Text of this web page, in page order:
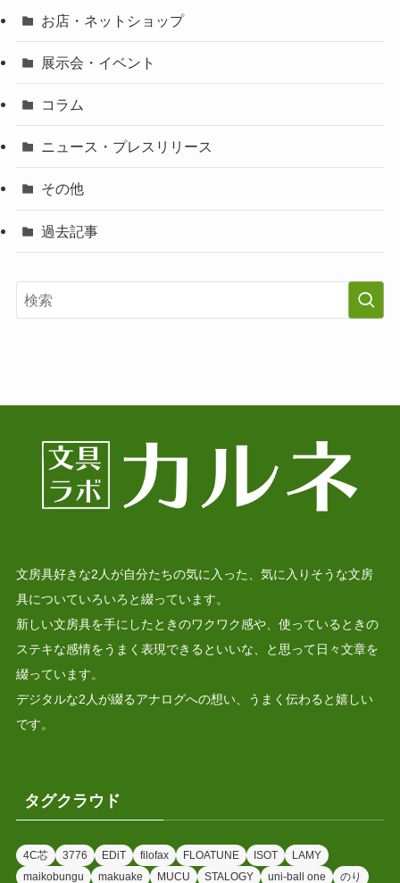
お店・ネットショップ
展示会・イベント
コラム
ニュース・プレスリリース
その他
過去記事
文房具好きな2人が自分たちの気に入った、気に入りそうな文房
具についていろいろと綴っています。
新しい文房具を手にしたときのワクワク感や、使っているときの
ステキな感情をうまく表現できるといいな、と思って日々文章を
綴っています。
デジタルな2人が綴るアナログへの想い、うまく伝わると嬉しい
です。
タグクラウド
4C芯 3776 EDiT filofax FLOATUNE ISOT
LAMY
maikobungu
makuake MUCU STALOGY uni-ball one のり